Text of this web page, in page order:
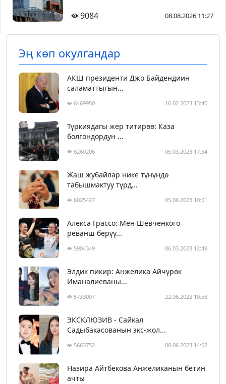
9084 08.08.2026 11:27
Эң көп окулгандар
АКШ президенти Джо Байдендиин
саламаттыгын...
6469950 16.02.2023 13:40
Түркиядагы жер титирөө: Каза
болгондордун ...
6260206 05.03.2023 17:54
Жаш жубайлар нике түнүндө
табышмактуу түрд...
6025427 05.06.2023 10:51
Алекса Грассо: Мен Шевченкого
реванш берүү...
5904349 06.03.2023 12:49
Элдик пикир: Анжелика Айчүрөк
Иманалиеваны...
5733097 22.06.2022 10:58
ЭКСКЛЮЗИВ - Сайкал
Садыбакасованын экс-жол...
5663752 08.06.2023 14:02
Назира Айтбекова Анжеликанын бетин
ачты